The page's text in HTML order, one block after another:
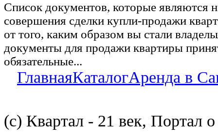
Список документов, которые являются
совершения сделки купли-продажи
от того, каким образом вы стали
документы для продажи квартиры
обязательные...
ГлавнаяКаталогАренда в
(с) Квартал - 21 век, Портал